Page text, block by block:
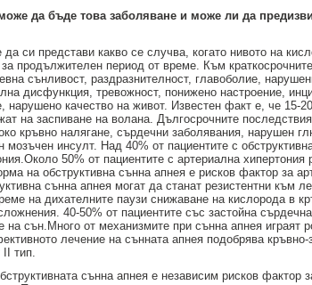
да бъде това заболяване и може ли да
си представи какво се случва, когато нивото на
продължителен период от време. Към
сънливост, раздразнителност, главоболие,
дисфункция, тревожност, понижено настроение,
качество на живот. Известен факт е, че 15-
на заспиване на волана. Дългосрочните
кръвно налягане, сърдечни заболявания, нарушен
инсулт. Над 40% от пациентите с
50% от пациентите с артериална хипертония
на обструктивна сънна апнея е рисков фактор за
сънна апнея могат да станат резистентни към
на дихателните паузи снижаване на кислорода в
40-50% от пациентите със застойна
на сън.Много от механизмите при сънна апнея играят
лечение на сънната апнея подобрява
II тип.
сънна апнея е независим рисков фактор